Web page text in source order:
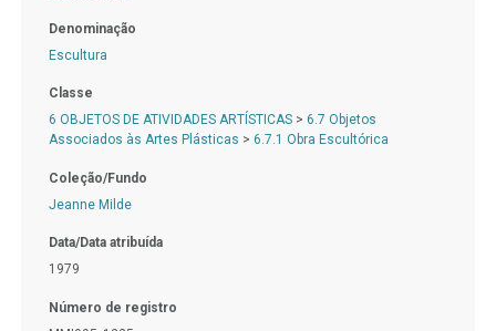
Denominação
Escultura
Classe
6 OBJETOS DE ATIVIDADES ARTÍSTICAS> 6.7 Objetos
Associados às Artes Plásticas > 6.7.1 Obra Escultórica
Coleção/Fundo
Jeanne Milde
Data/Data atribuída
1979
Número de registro